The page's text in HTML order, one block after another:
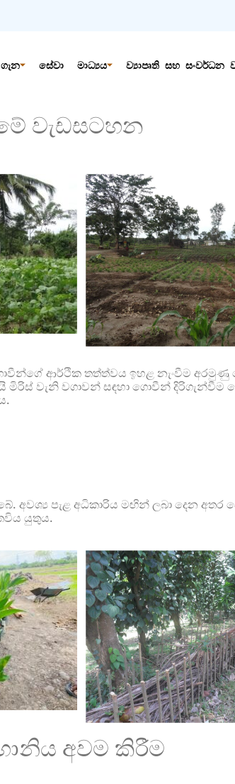
සේවා මාධ්‍යය ව්‍යාපෘති සහ සංවර්ධන
වැඩසටහන
ආර්ථික තත්ත්වය ඉහළ නැංවීම
මිරිස් වැනි වගාවන් සඳහා ගොවීන්
පැළ අධිකාරිය මඟින් ලබා දෙන අතර
යුතුය.
අවම කිරීම